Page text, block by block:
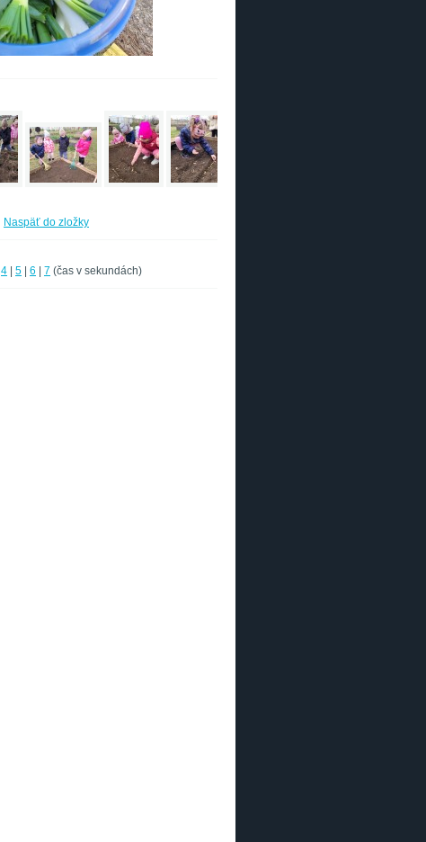
Naspäť do zložky
4 5 6 7 (čas v sekundách)